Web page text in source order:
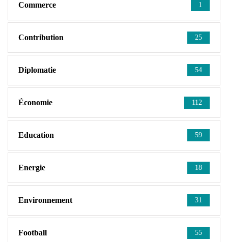
Commerce 1
Contribution 25
Diplomatie 54
Économie 112
Education 59
Energie 18
Environnement 31
Football 55